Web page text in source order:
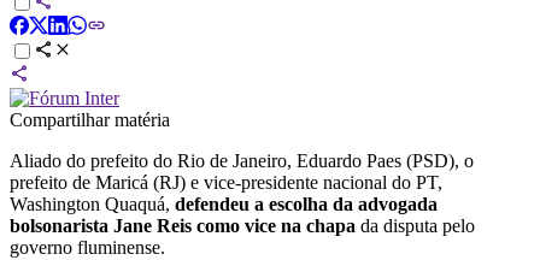
Compartilhar matéria
Aliado do prefeito do Rio de Janeiro, Eduardo Paes (PSD), o
prefeito de Maricá (RJ) e vice-presidente nacional do PT,
Washington Quaquá, defendeu a escolha da advogada
bolsonarista Jane Reis como vice na chapa da disputa pelo
governo fluminense.